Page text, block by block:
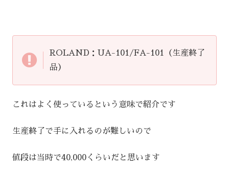
ROLAND：UA-101/FA-101（生産終了
品）
これはよく使っているという意味で紹介です
生産終了で手に入れるのが難しいので
値段は当時で40,000くらいだと思います